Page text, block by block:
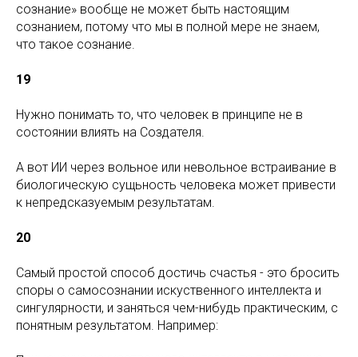
сознание» вообще не может быть настоящим
сознанием, потому что мы в полной мере не знаем,
что такое сознание.
19
Нужно понимать то, что человек в принципе не в
состоянии влиять на Создателя.
А вот ИИ через вольное или невольное встраивание в
биологическую сущьность человека может привести
к непредсказуемым результатам.
20
Самый простой способ достичь счастья - это бросить
споры о самосознании искуственного интеллекта и
сингулярности, и заняться чем-нибудь практическим, с
понятным результатом. Например: